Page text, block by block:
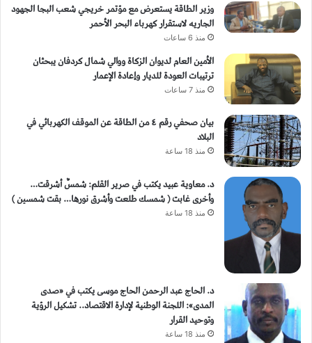
وزير الطاقة يستعرض مع مؤتمر خريجي شعب البجا الجهود
الجاريه لاستقرار كهرباء البحر الأحمر
منذ 6 ساعات
الأمين العام لديوان الزكاة ووالي شمال كردفان يبحثان
ترتيبات العودة للديار وإعادة الإعمار
منذ 7 ساعات
بيان صحفي رقم ٤ من الطاقة ​عن الموقف الكهربائي في
البلاد
منذ 18 ساعة
د. معاوية عبيد يكتب في صرير القلم: شمسٌ أشرقت…
وأخرى غابت ( شمسك طلعت وأشرق نورها… بقت شمسين )
منذ 18 ساعة
د. الحاج عبد الرحمن الحاج موسى يكتب في «صدى
المدى»: اللجنة الوطنية لإدارة الاقتصاد.. تشكيل الرؤية
وتوحيد القرار
منذ 18 ساعة